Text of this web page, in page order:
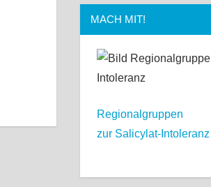
MACH MIT!
Regionalgruppen
zur Salicylat-Intoleranz